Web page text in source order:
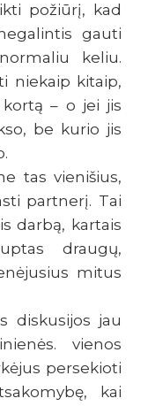
požiūrį, kad
gauti
keliu.
niekaip kitaip,
– o jei jis
be kurio jis
tas vienišius,
partnerį. Tai
darbą, kartais
draugų,
mitus
diskusijos jau
vienos
persekioti
kai